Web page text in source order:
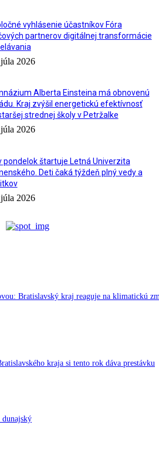
vyhlásenie účastníkov Fóra
partnerov digitálnej transformácie
2026
Alberta Einsteina má obnovenú
Kraj zvýšil energetickú efektívnosť
strednej školy v Petržalke
2026
pondelok štartuje Letná Univerzita
Deti čaká týždeň plný vedy a
2026
Bratislavský kraj reaguje na klimatickú
kraja si tento rok dáva prestávku